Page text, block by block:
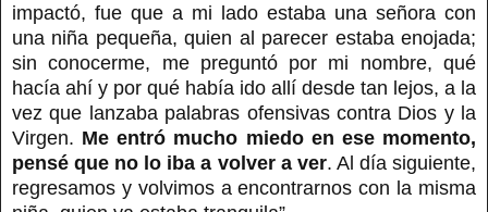
impactó, fue que a mi lado estaba una señora con
una niña pequeña, quien al parecer estaba enojada;
sin conocerme, me preguntó por mi nombre, qué
hacía ahí y por qué había ido allí desde tan lejos, a la
vez que lanzaba palabras ofensivas contra Dios y la
Virgen. Me entró mucho miedo en ese momento,
pensé que no lo iba a volver a ver. Al día siguiente,
regresamos y volvimos a encontrarnos con la misma